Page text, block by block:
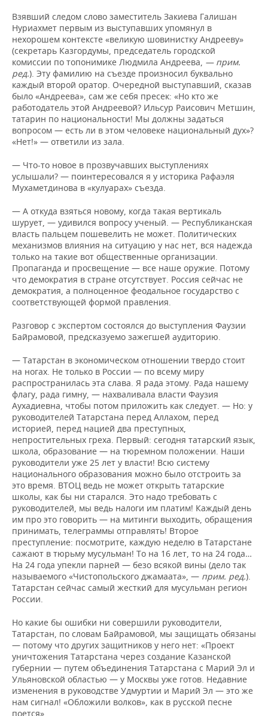
Взявший следом слово заместитель Закиева Галишан
Нуриахмет первым из выступавших упомянул в
нехорошем контексте «великую шовинистку Андрееву»
(секретарь Казгордумы, председатель городской
комиссии по топонимике Людмила Андреева, — прим.
ред.). Эту фамилию на съезде произносил буквально
каждый второй оратор. Очередной выступавший, сказав
было «Андреева», сам же себя пресек: «Но кто же
работодатель этой Андреевой? Ильсур Раисович Метшин,
татарин по национальности! Мы должны задаться
вопросом — есть ли в этом человеке национальный дух»?
«Нет!» — ответили из зала.
— Что-то новое в прозвучавших выступлениях
услышали? — поинтересовался я у историка Рафаэля
Мухаметдинова в «кулуарах» съезда.
— А откуда взяться новому, когда такая вертикаль
шурует, — удивился вопросу ученый. — Республиканская
власть пальцем пошевелить не может. Политических
механизмов влияния на ситуацию у нас нет, вся надежда
только на такие вот общественные организации.
Пропаганда и просвещение — все наше оружие. Потому
что демократия в стране отсутствует. Россия сейчас не
демократия, а полноценное феодальное государство с
соответствующей формой правления.
Разговор с экспертом состоялся до выступления Фаузии
Байрамовой, предсказуемо зажегшей аудиторию.
— Татарстан в экономическом отношении твердо стоит
на ногах. Не только в России — по всему миру
распространилась эта слава. Я рада этому. Рада нашему
флагу, рада гимну, — нахваливала власти Фаузия
Аухадиевна, чтобы потом приложить как следует. — Но: у
руководителей Татарстана перед Аллахом, перед
историей, перед нацией два преступных,
непростительных греха. Первый: сегодня татарский язык,
школа, образование — на тюремном положении. Наши
руководители уже 25 лет у власти! Всю систему
национального образования можно было отстроить за
это время. ВТОЦ ведь не может открыть татарские
школы, как бы ни старался. Это надо требовать с
руководителей, мы ведь налоги им платим! Каждый день
им про это говорить — на митинги выходить, обращения
принимать, телеграммы отправлять! Второе
преступление: посмотрите, каждую неделю в Татарстане
сажают в тюрьму мусульман! То на 16 лет, то на 24 года…
На 24 года упекли парней — безо всякой вины (дело так
называемого «Чистопольского джамаата», — прим. ред.).
Татарстан сейчас самый жесткий для мусульман регион
России.
Но какие бы ошибки ни совершили руководители,
Татарстан, по словам Байрамовой, мы защищать обязаны
— потому что других защитников у него нет: «Проект
уничтожения Татарстана через создание Казанской
губернии — путем объединения Татарстана с Марий Эл и
Ульяновской областью — у Москвы уже готов. Недавние
изменения в руководстве Удмуртии и Марий Эл — это же
нам сигнал! «Обложили волков», как в русской песне
поется».